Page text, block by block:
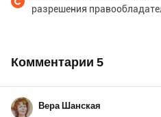
разрешения
Комментарии 5
Вера Шанская